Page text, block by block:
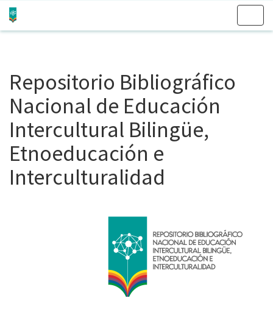
Repositorio Bibliográfico
Nacional de Educación
Intercultural Bilingüe,
Etnoeducación e
Interculturalidad